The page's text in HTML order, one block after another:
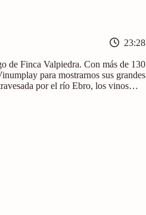
23:28
de Finca Valpiedra. Con más de 130
para mostrarnos sus grandes
por el río Ebro, los vinos